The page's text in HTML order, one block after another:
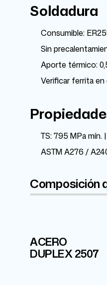
Soldadura
Consumible:
Sin
Aporte térmico:
Verificar ferrita
TS: 795 MPa mín.
ASTM A276 /
Composición
ACERO
DUPLEX 2507